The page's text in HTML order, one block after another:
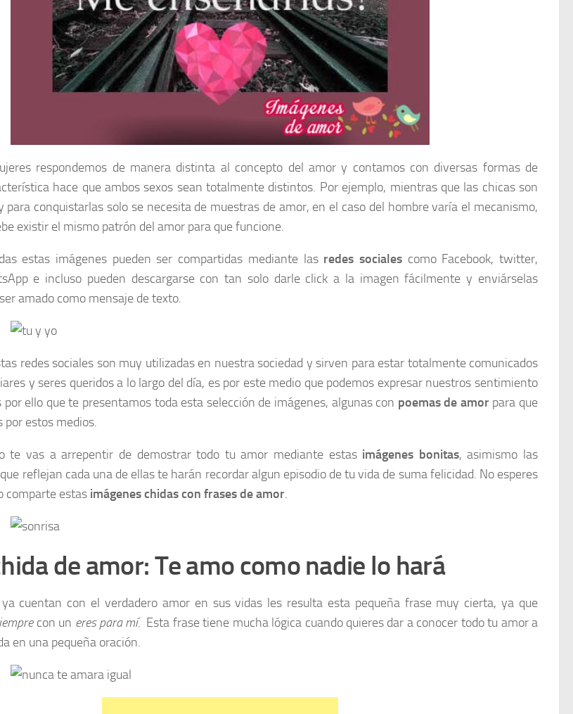
respondemos de manera distinta al concepto del amor y contamos con diversas formas de
hace que ambos sexos sean totalmente distintos. Por ejemplo, mientras que las chicas son
para conquistarlas solo se necesita de muestras de amor, en el caso del hombre varía el mecanismo,
existir el mismo patrón del amor para que funcione.
estas imágenes pueden ser compartidas mediante las redes socialescomo Facebook, twitter,
e incluso pueden descargarse con tan solo darle click a la imagen fácilmente y enviárselas
amado como mensaje de texto.
redes sociales son muy utilizadas en nuestra sociedad y sirven para estar totalmente comunicados
y seres queridos a lo largo del día, es por este medio que podemos expresar nuestros sentimiento
ello que te presentamos toda esta selección de imágenes, algunas con poemas de amorpara que
estos medios.
te vas a arrepentir de demostrar todo tu amor mediante estas imágenes bonitas, asimismo las
que reflejan cada una de ellas te harán recordar algun episodio de tu vida de suma felicidad. No esperes
comparte estas imágenes chidas con frases de amor.
de amor: Te amo como nadie lo hará
cuentan con el verdadero amor en sus vidas les resulta esta pequeña frase muy cierta, ya que
con un eres para mí. Esta frase tiene mucha lógica cuando quieres dar a conocer todo tu amor a
en una pequeña oración.